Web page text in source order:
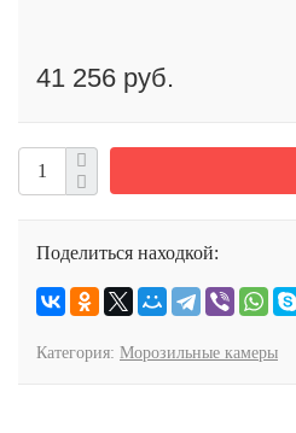
41 256 руб.
Поделиться находкой:
Категория: Морозильные камеры